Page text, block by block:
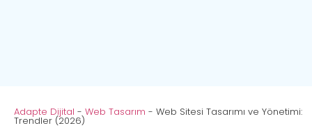
Adapte Dijital - Web Tasarım - Web Sitesi Tasarımı ve Yönetimi:
Trendler (2026)